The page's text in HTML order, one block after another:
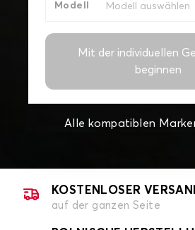
Modell
Mit der individuellen
beginnen
Alle kompatiblen
KOSTENLOSER
auf der ganzen Seite